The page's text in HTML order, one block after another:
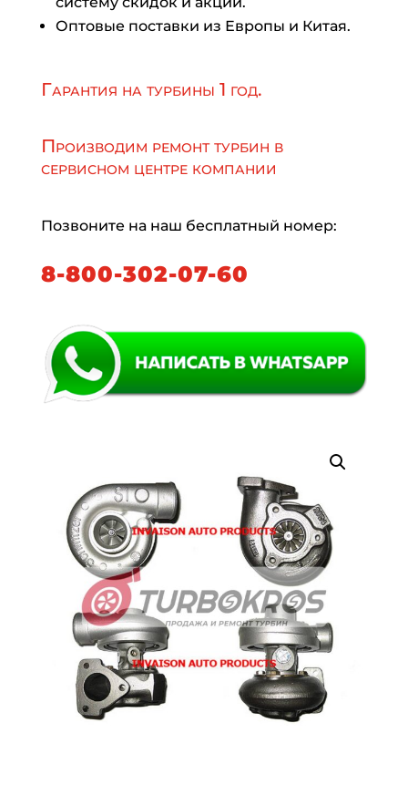
Оптовые поставки из Европы и Китая.
Гарантия на турбины 1 год.
Производим ремонт турбин в
сервисном центре компании
Позвоните на наш бесплатный номер:
8-800-302-07-60